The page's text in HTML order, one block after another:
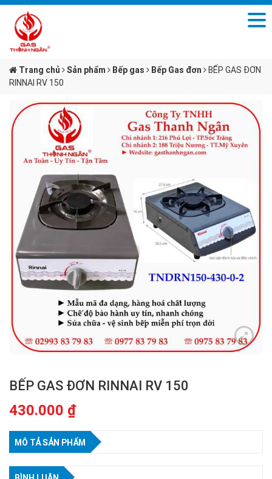
Trang chủ Sản phẩm Bếp gas Bếp Gas đơn
BẾP GAS ĐƠN
RINNAI RV 150
BẾP GAS ĐƠN RINNAI RV 150
430.000 ₫
MÔ TẢ SẢN PHẨM